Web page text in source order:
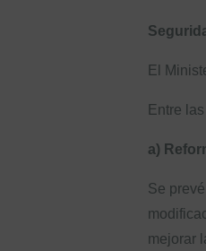
El
Entre
a)
Se
mejorar